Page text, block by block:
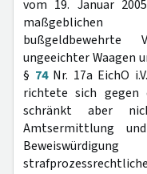
vom 19. Januar
bußgeldbewehrte
ungeeichter Waagen
§ 74Nr. 17a EichO
richtete sich gegen
schränkt aber
Amtsermittlung